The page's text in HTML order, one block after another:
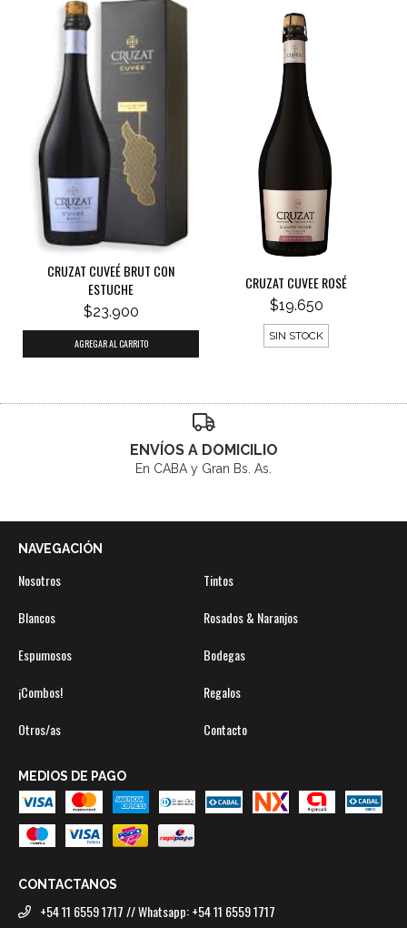
CRUZAT CUVEÉ BRUT CON
ESTUCHE
$23.900
CRUZAT CUVEE ROSÉ
$19.650
SIN STOCK
ENVÍOS A DOMICILIO
En CABA y Gran Bs. As.
NAVEGACIÓN
Nosotros
Tintos
Blancos
Rosados & Naranjos
Espumosos
Bodegas
¡Combos!
Regalos
Otros/as
Contacto
MEDIOS DE PAGO
CONTACTANOS
+54 11 6559 1717 // Whatsapp: +54 11 6559 1717